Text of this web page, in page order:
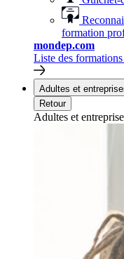
formation
mondep.com
Liste des
Adultes et
Retour
Adultes et